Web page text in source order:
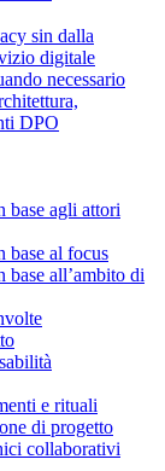
sin dalla
digitale
necessario
DPO
base agli attori
base al focus
all’ambito di
e rituali
di progetto
collaborativi